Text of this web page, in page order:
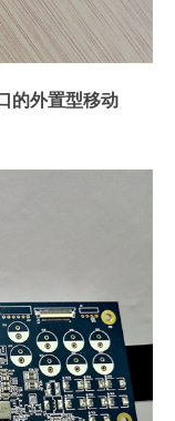
的外置型移动